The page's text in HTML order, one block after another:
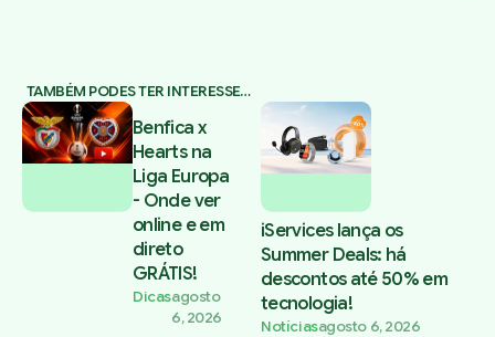
TAMBÉM PODES TER INTERESSE…
Benfica x
Hearts na
Liga Europa
- Onde ver
online e em
direto
GRÁTIS!
Dicasagosto
6, 2026
iServices lança os
Summer Deals: há
descontos até 50% em
tecnologia!
Notíciasagosto 6, 2026